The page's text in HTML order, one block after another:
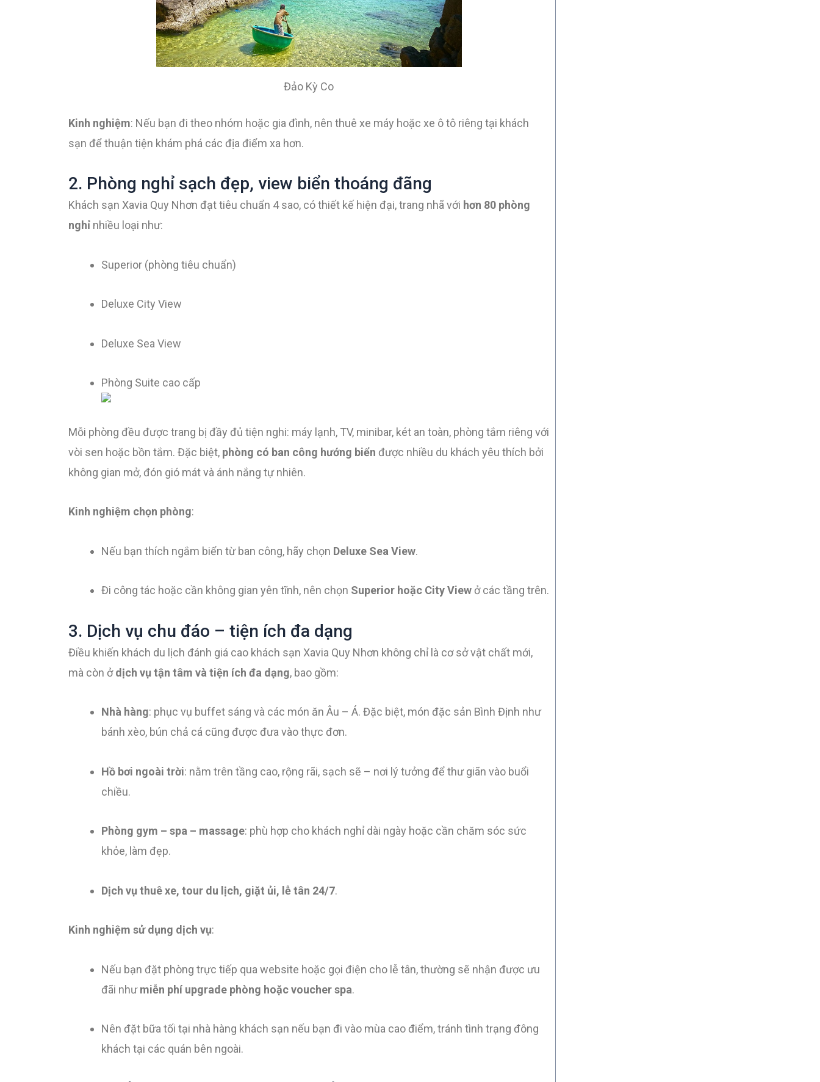
Đảo Kỳ Co
Kinh nghiệm: Nếu bạn đi theo nhóm hoặc gia đình, nên thuê xe máy hoặc xe ô tô riêng tại khách
sạn để thuận tiện khám phá các địa điểm xa hơn.
2. Phòng nghỉ sạch đẹp, view biển thoáng đãng
Khách sạn Xavia Quy Nhơn đạt tiêu chuẩn 4 sao, có thiết kế hiện đại, trang nhã với hơn 80 phòng
nghỉ nhiều loại như:
Superior (phòng tiêu chuẩn)
Deluxe City View
Deluxe Sea View
Phòng Suite cao cấp
Mỗi phòng đều được trang bị đầy đủ tiện nghi: máy lạnh, TV, minibar, két an toàn, phòng tắm riêng với
vòi sen hoặc bồn tắm. Đặc biệt, phòng có ban công hướng biển được nhiều du khách yêu thích bởi
không gian mở, đón gió mát và ánh nắng tự nhiên.
Kinh nghiệm chọn phòng:
Nếu bạn thích ngắm biển từ ban công, hãy chọn Deluxe Sea View.
Đi công tác hoặc cần không gian yên tĩnh, nên chọn Superior hoặc City View ở các tầng trên.
3. Dịch vụ chu đáo – tiện ích đa dạng
Điều khiến khách du lịch đánh giá cao khách sạn Xavia Quy Nhơn không chỉ là cơ sở vật chất mới,
mà còn ởdịch vụ tận tâm và tiện ích đa dạng, bao gồm:
Nhà hàng: phục vụ buffet sáng và các món ăn Âu – Á. Đặc biệt, món đặc sản Bình Định như
bánh xèo, bún chả cá cũng được đưa vào thực đơn.
Hồ bơi ngoài trời: nằm trên tầng cao, rộng rãi, sạch sẽ – nơi lý tưởng để thư giãn vào buổi
chiều.
Phòng gym – spa – massage: phù hợp cho khách nghỉ dài ngày hoặc cần chăm sóc sức
khỏe, làm đẹp.
Dịch vụ thuê xe, tour du lịch, giặt ủi, lễ tân 24/7.
Kinh nghiệm sử dụng dịch vụ:
Nếu bạn đặt phòng trực tiếp qua website hoặc gọi điện cho lễ tân, thường sẽ nhận được ưu
đãi nhưmiễn phí upgrade phòng hoặc voucher spa.
Nên đặt bữa tối tại nhà hàng khách sạn nếu bạn đi vào mùa cao điểm, tránh tình trạng đông
khách tại các quán bên ngoài.